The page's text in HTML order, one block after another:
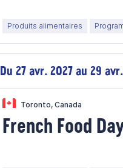
Produits alimentaires
Du 27 avr. 2027 au 29
Toronto, Canada
French Food